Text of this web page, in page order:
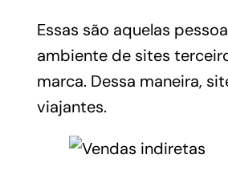
Essas são aquelas
ambiente de sites
marca. Dessa maneira,
viajantes.